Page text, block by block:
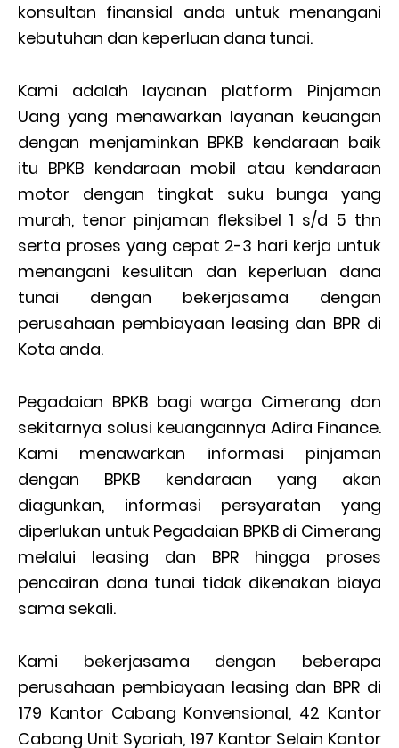
konsultan finansial anda untuk menangani
kebutuhan dan keperluan dana tunai.
Kami adalah layanan platform Pinjaman
Uang yang menawarkan layanan keuangan
dengan menjaminkan BPKB kendaraan baik
itu BPKB kendaraan mobil atau kendaraan
motor dengan tingkat suku bunga yang
murah, tenor pinjaman fleksibel 1 s/d 5 thn
serta proses yang cepat 2-3 hari kerja untuk
menangani kesulitan dan keperluan dana
tunai dengan bekerjasama dengan
perusahaan pembiayaan leasing dan BPR di
Kota anda.
Pegadaian BPKB bagi warga Cimerang dan
sekitarnya solusi keuangannya Adira Finance.
Kami menawarkan informasi pinjaman
dengan BPKB kendaraan yang akan
diagunkan, informasi persyaratan yang
diperlukan untuk Pegadaian BPKB di Cimerang
melalui leasing dan BPR hingga proses
pencairan dana tunai tidak dikenakan biaya
sama sekali.
Kami bekerjasama dengan beberapa
perusahaan pembiayaan leasing dan BPR di
179 Kantor Cabang Konvensional, 42 Kantor
Cabang Unit Syariah, 197 Kantor Selain Kantor